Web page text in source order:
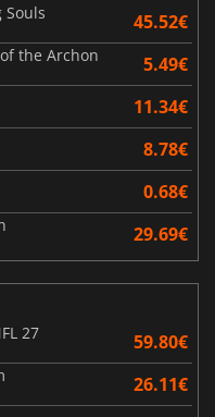
Souls
45.52€
the Archon 5.49€
11.34€
8.78€
0.68€
29.69€
27
59.80€
26.11€